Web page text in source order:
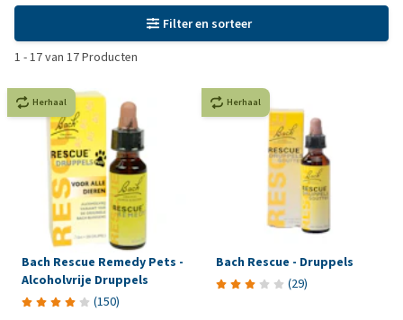
Filter en sorteer
1 -17van 17Producten
Herhaal
Bach Rescue Remedy Pets -
Alcoholvrije Druppels
(150)
Herhaal
Bach Rescue - Druppels
(29)